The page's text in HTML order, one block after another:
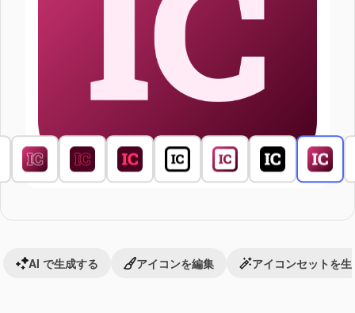
AI で生成する アイコンを編集 アイコンセットを生